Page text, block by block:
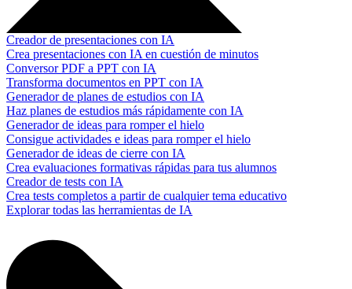
Creador de presentaciones con IA
Crea presentaciones con IA en cuestión de minutos
Conversor PDF a PPT con IA
Transforma documentos en PPT con IA
Generador de planes de estudios con IA
Haz planes de estudios más rápidamente con IA
Generador de ideas para romper el hielo
Consigue actividades e ideas para romper el hielo
Generador de ideas de cierre con IA
Crea evaluaciones formativas rápidas para tus alumnos
Creador de tests con IA
Crea tests completos a partir de cualquier tema educativo
Explorar todas las herramientas de IA